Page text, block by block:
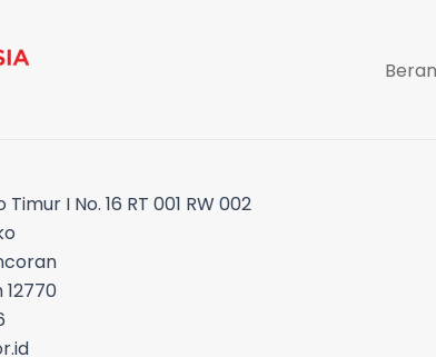
I No. 16 RT 001 RW 002